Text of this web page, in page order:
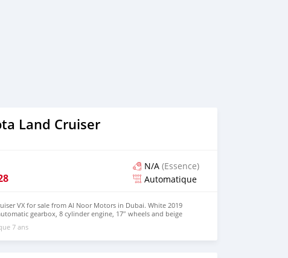
Land Cruiser
N/A (Essence)
Automatique
VX for sale from Al Noor Motors in Dubai. White 2019
gearbox, 8 cylinder engine, 17″ wheels and beige
7 ans